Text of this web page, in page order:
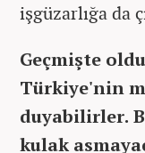
işgüzarlığa da
Geçmişte
Türkiye'nin
duyabilirler.
kulak